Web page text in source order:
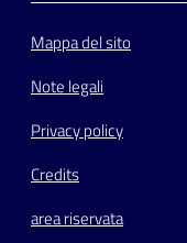
Mappa del sito
Note legali
Privacy policy
Credits
area riservata